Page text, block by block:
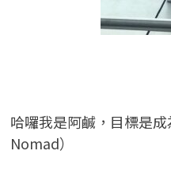
哈囉我是阿鹹，目標是
Nomad）